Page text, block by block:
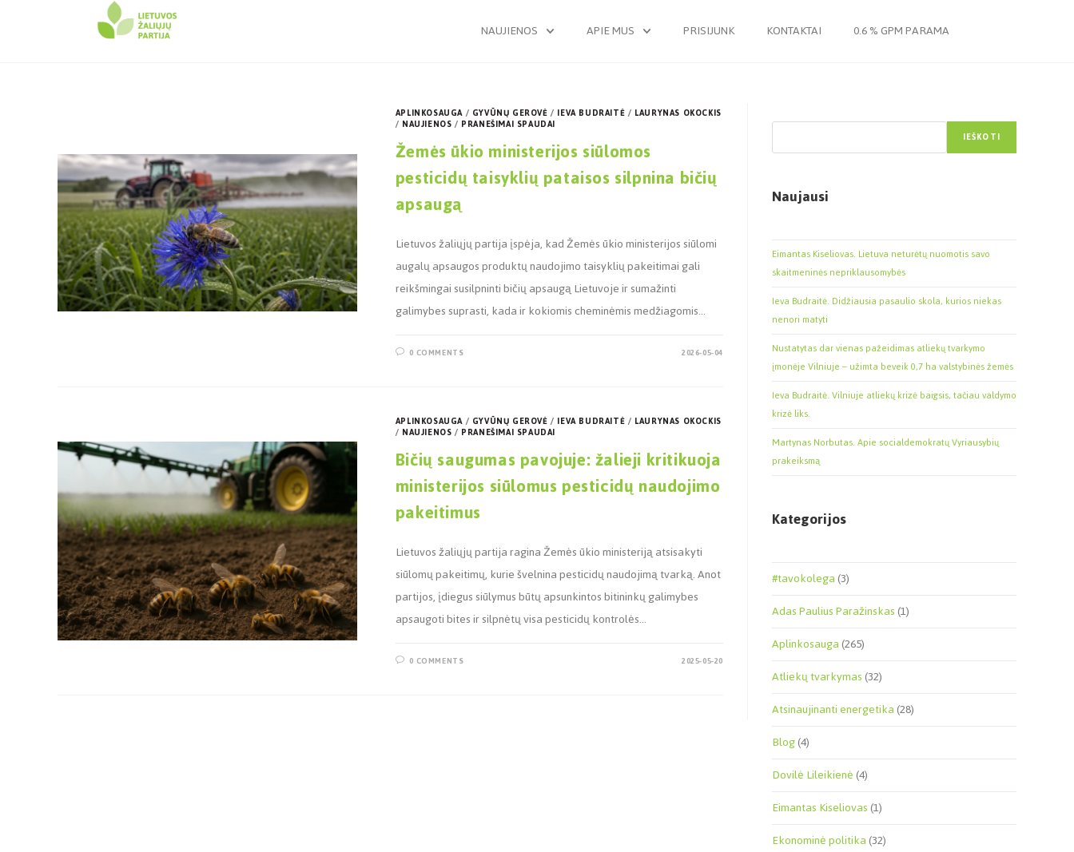
NAUJIENOS APIE MUS PRISIJUNK KONTAKTAI 0.6 % GPM PARAMA
APLINKOSAUGA/ GYVŪNŲ GEROVĖ/ IEVA BUDRAITĖ/ LAURYNAS OKOCKIS
/ NAUJIENOS/ PRANEŠIMAI SPAUDAI
Žemės ūkio ministerijos siūlomos
pesticidų taisyklių pataisos silpnina bičių
apsaugą
Lietuvos žaliųjų partija įspėja, kad Žemės ūkio ministerijos siūlomi
augalų apsaugos produktų naudojimo taisyklių pakeitimai gali
reikšmingai susilpninti bičių apsaugą Lietuvoje ir sumažinti
galimybes suprasti, kada ir kokiomis cheminėmis medžiagomis…
0 COMMENTS 2026-05-04
APLINKOSAUGA/ GYVŪNŲ GEROVĖ/ IEVA BUDRAITĖ/ LAURYNAS OKOCKIS
/ NAUJIENOS/ PRANEŠIMAI SPAUDAI
Bičių saugumas pavojuje: žalieji kritikuoja
ministerijos siūlomus pesticidų naudojimo
pakeitimus
Lietuvos žaliųjų partija ragina Žemės ūkio ministeriją atsisakyti
siūlomų pakeitimų, kurie švelnina pesticidų naudojimą tvarką. Anot
partijos, įdiegus siūlymus būtų apsunkintos bitininkų galimybes
apsaugoti bites ir silpnėtų visa pesticidų kontrolės…
0 COMMENTS 2025-05-20
IEŠKOTI
Naujausi
Eimantas Kiseliovas. Lietuva neturėtų nuomotis savo
skaitmeninės nepriklausomybės
Ieva Budraitė. Didžiausia pasaulio skola, kurios niekas
nenori matyti
Nustatytas dar vienas pažeidimas atliekų tvarkymo
įmonėje Vilniuje – užimta beveik 0,7 ha valstybinės žemės
Ieva Budraitė. Vilniuje atliekų krizė baigsis, tačiau valdymo
krizė liks.
Martynas Norbutas. Apie socialdemokratų Vyriausybių
prakeiksmą
Kategorijos
#tavokolega(3)
Adas Paulius Paražinskas(1)
Aplinkosauga(265)
Atliekų tvarkymas(32)
Atsinaujinanti energetika(28)
Blog(4)
Dovilė Lileikienė(4)
Eimantas Kiseliovas(1)
Ekonominė politika(32)